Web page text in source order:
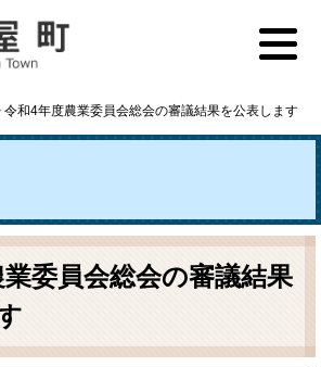
令和4年度農業委員会総会の審議結果を公表します
委員会総会の審議結果